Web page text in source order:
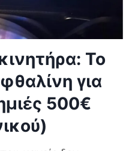
Το
για
500€